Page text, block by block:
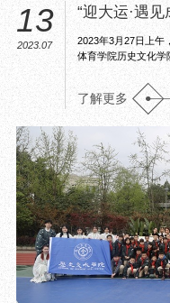
申请
文创 杜甫
数字文
IP授权
草堂艺
文创咨
13
2023.07
“迎大运·遇
神 弘扬传统
学
2023年3月27日上午
体育学院历史文化学
了“迎大运·遇见成
题活动。
了解更多